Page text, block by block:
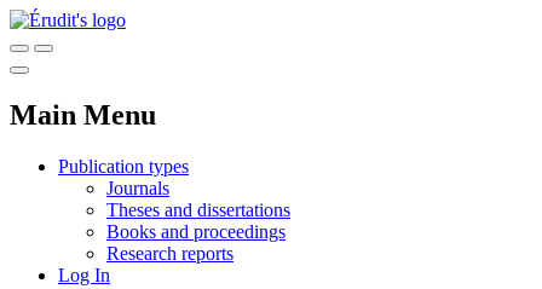
Main Menu
Publication types
Journals
Theses and dissertations
Books and proceedings
Research reports
Log In